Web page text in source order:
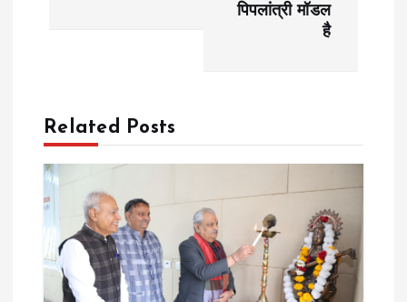
v
g
a
पिपलांत्री मॉडल
है
Related Posts